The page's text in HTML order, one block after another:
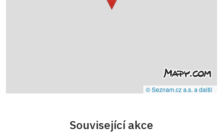
© Seznam.cz a.s. a další
Související akce